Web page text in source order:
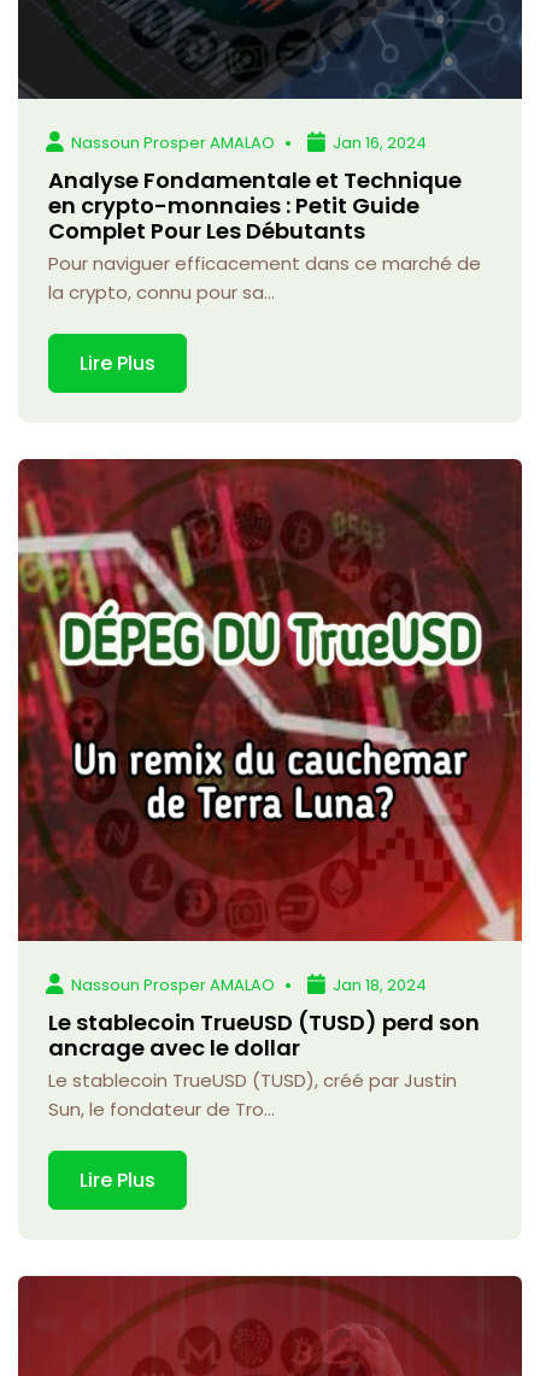
Nassoun Prosper AMALAO Jan 16, 2024
Analyse Fondamentale et Technique
en crypto-monnaies : Petit Guide
Complet Pour Les Débutants
Pour naviguer efficacement dans ce marché de
la crypto, connu pour sa...
Lire Plus
Nassoun Prosper AMALAO Jan 18, 2024
Le stablecoin TrueUSD (TUSD) perd son
ancrage avec le dollar
Le stablecoin TrueUSD (TUSD), créé par Justin
Sun, le fondateur de Tro...
Lire Plus